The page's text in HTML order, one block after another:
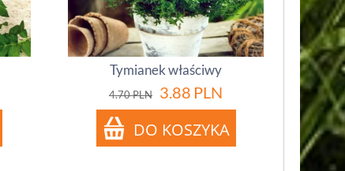
Tymianek właściwy
4.70PLN 3.88 PLN